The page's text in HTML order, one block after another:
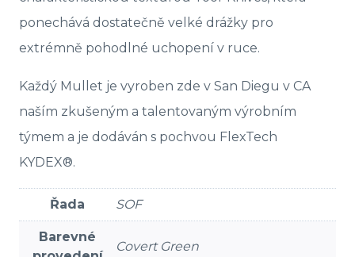
ponechává dostatečně velké drážky pro
extrémně pohodlné uchopení v ruce.
Každý Mullet je vyroben zde v San Diegu v CA
naším zkušeným a talentovaným výrobním
týmem a je dodáván s pochvou FlexTech
KYDEX®.
Řada SOF
Barevné
Covert Green